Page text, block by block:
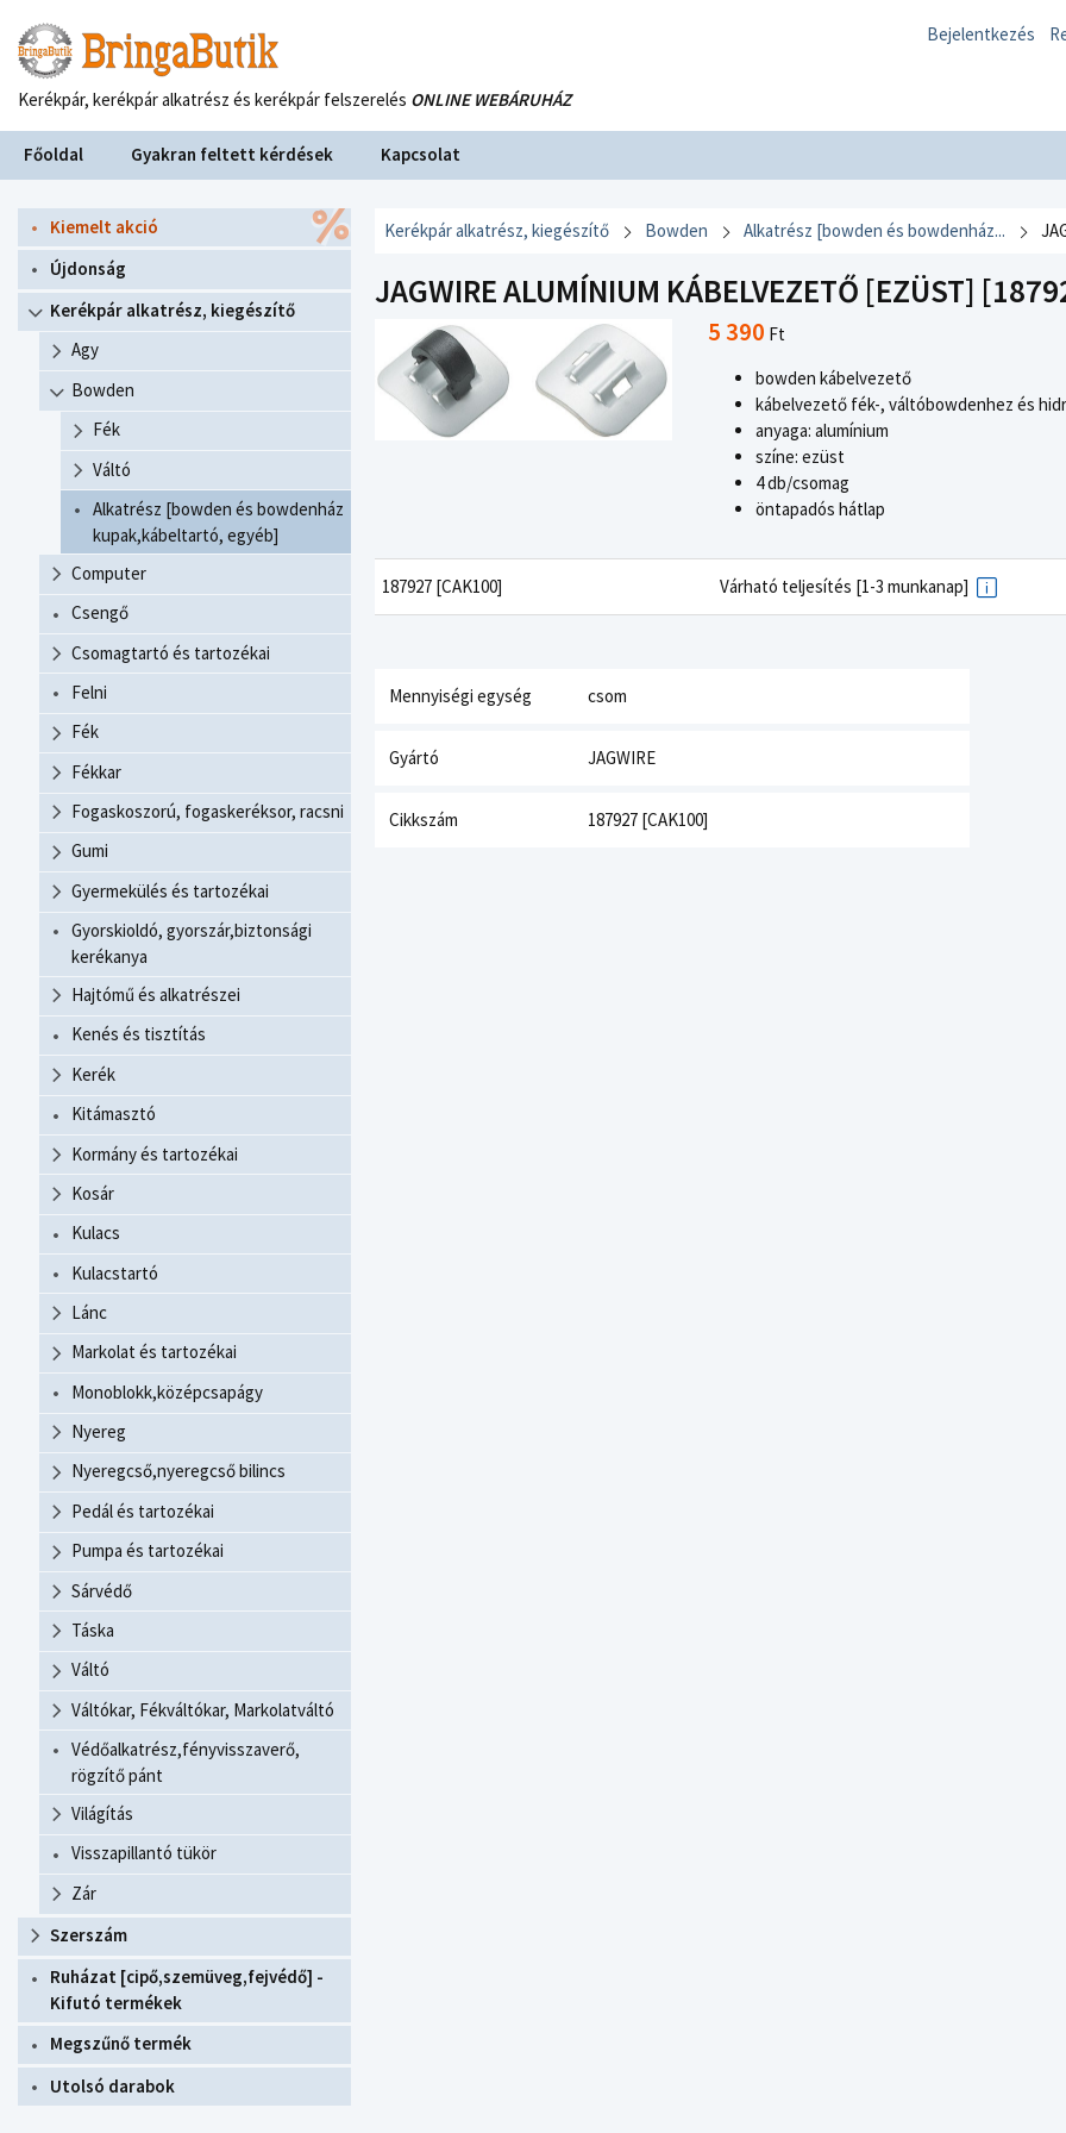
Bejelentkezés
Kerékpár, kerékpár alkatrész és kerékpár felszerelés ONLINE WEBÁRUHÁZ
Főoldal Gyakran feltett kérdések Kapcsolat
Kiemelt akció
Újdonság
Kerékpár alkatrész, kiegészítő
Agy
Bowden
Fék
Váltó
Alkatrész [bowden és bowdenház
kupak,kábeltartó, egyéb]
Computer
Csengő
Csomagtartó és tartozékai
Felni
Fék
Fékkar
Fogaskoszorú, fogaskeréksor, racsni
Gumi
Gyermekülés és tartozékai
Gyorskioldó, gyorszár,biztonsági
kerékanya
Hajtómű és alkatrészei
Kenés és tisztítás
Kerék
Kitámasztó
Kormány és tartozékai
Kosár
Kulacs
Kulacstartó
Lánc
Markolat és tartozékai
Monoblokk,középcsapágy
Nyereg
Nyeregcső,nyeregcső bilincs
Pedál és tartozékai
Pumpa és tartozékai
Sárvédő
Táska
Váltó
Váltókar, Fékváltókar, Markolatváltó
Védőalkatrész,fényvisszaverő,
rögzítő pánt
Világítás
Visszapillantó tükör
Zár
Szerszám
Ruházat [cipő,szemüveg,fejvédő] -
Kifutó termékek
Megszűnő termék
Utolsó darabok
Kerékpár alkatrész, kiegészítő Bowden Alkatrész [bowden és bowdenház...
JAGWIRE ALUMÍNIUM KÁBELVEZETŐ [EZÜST]
5 390 Ft
bowden kábelvezető
kábelvezető fék-, váltóbowdenhez és
anyaga: alumínium
színe: ezüst
4 db/csomag
öntapadós hátlap
187927 [CAK100] Várható teljesítés [1-3 munkanap]
Mennyiségi egység csom
Gyártó JAGWIRE
Cikkszám 187927 [CAK100]